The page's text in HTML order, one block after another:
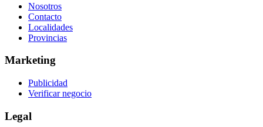
Nosotros
Contacto
Localidades
Provincias
Marketing
Publicidad
Verificar negocio
Legal